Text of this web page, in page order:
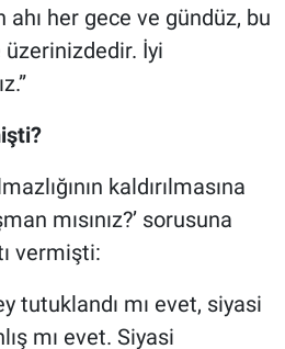
her gece ve gündüz, bu
İyi
kaldırılmasına
mısınız?’ sorusuna
vermişti:
tutuklandı mı evet, siyasi
mı evet. Siyasi